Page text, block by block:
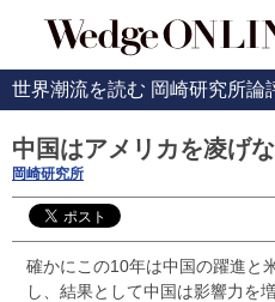
世界潮流を読む 岡崎研究所論
中国はアメリカを凌げ
岡崎研究所
確かにこの10年は中国の躍進と
し、結果として中国は影響力を